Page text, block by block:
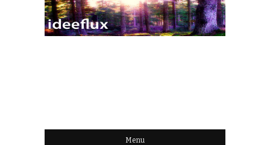
IDEEFLUX | STROOM
VAN IDEEËN
Menu